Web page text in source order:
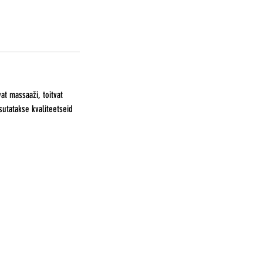
massaaži, toitvat
kvaliteetseid